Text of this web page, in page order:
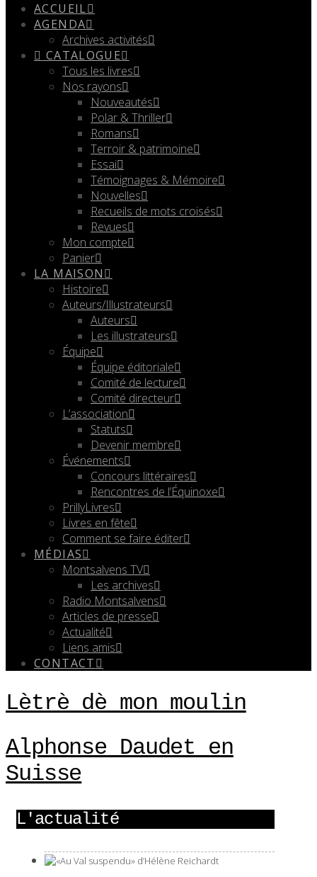
ACCUEIL
AGENDA
Archives activités
CATALOGUE
Tous les livres
Nos rayons
Nouveautés
Polar & Thriller
Romans
Terroir & patrimoine
Essai
Témoignages & Mémoire
Nouvelles
Recueils de mots croisés
Revues
Mon compte
Panier
LA MAISON
Histoire
Auteurs/Illustrateurs
Auteurs
Les illustrateurs
Équipe
Équipe éditoriale
Comité de lecture
Comité directeur
L’association
Statuts
Devenir membre
Événements
Concours littéraires
Rencontres de l’Équinoxe
PrillyLivres
Livres en fête
Comment se faire éditer
MÉDIAS
Montsalvens TV
Les archives
Radio Montsalvens
Articles de presse
Actualité
Liens amis
CONTACT
Lètrè dè mon moulin
Alphonse Daudet en
Suisse
L'actualité